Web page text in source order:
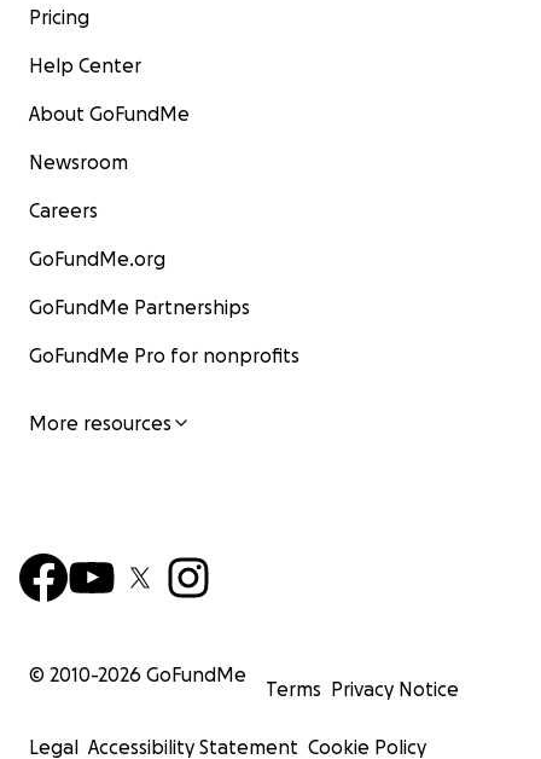
Pricing
Help Center
About GoFundMe
Newsroom
Careers
GoFundMe.org
GoFundMe Partnerships
GoFundMe Pro for nonprofits
More resources
© 2010-2026 GoFundMe
Terms Privacy Notice
Legal Accessibility Statement Cookie Policy